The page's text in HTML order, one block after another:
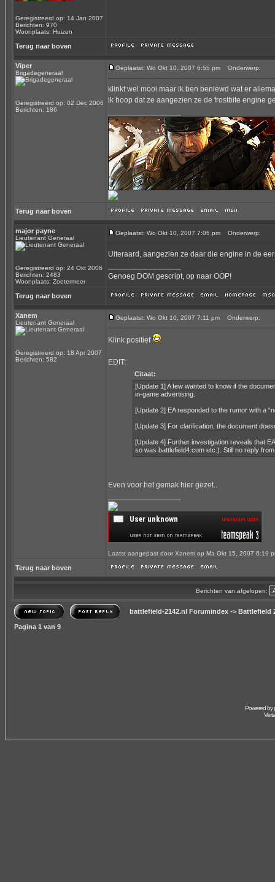
Geregistreerd op: 14 Jan 2007
Berichten: 970
Woonplaats: Huizen
Terug naar boven
Viper
Brigadegeneraal
Geregistreerd op: 02 Dec 2006
Berichten: 186
Geplaatst: Wo Okt 10, 2007 6:55 pm Onderwerp:
klinkt wel mooi maar ik ben beniewd wat er
ik hoop dat ze aangezien ze de frostbite engine
Terug naar boven
major payne
Lieutenant Generaal
Geregistreerd op: 24 Okt 2006
Berichten: 2483
Woonplaats: Zoetermeer
Geplaatst: Wo Okt 10, 2007 7:05 pm Onderwerp:
Uiteraard, aangezien ze daar die engine in de
Genoeg DOM gescript, op naar OOP!
Terug naar boven
Xanem
Lieutenant Generaal
Geregistreerd op: 18 Apr 2007
Berichten: 582
Geplaatst: Wo Okt 10, 2007 7:11 pm Onderwerp:
Klink positief
EDIT:
Citaat:
[Update 1] A few wanted to know if the
in-game advertising.
[Update 2] EA responded to the rumor with a
[Update 3] For clarification, the document
[Update 4] Further investigation reveals that
so was battlefield4.com etc.). Still no reply
Even voor het gemak hier gezet..
Laatst aangepast door Xanem op Ma Okt 15, 2007 6:19
Terug naar boven
Berichten van afgelopen:
battlefield-2142.nl Forumindex -> Battlefield
Pagina 1 van 9
Powered by